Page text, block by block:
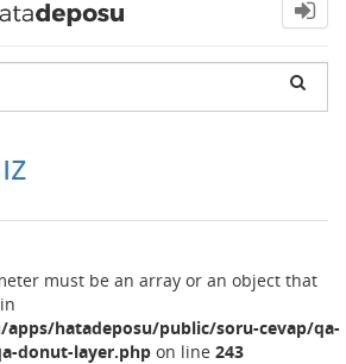
must be an array or an object that
hatadeposu/public/soru-cevap/qa-
donut-layer.php on line 243